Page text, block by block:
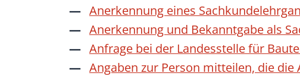
Anerkennung eines
Anerkennung und Bekanntgabe als
Anfrage bei der Landesstelle für
Angaben zur Person mitteilen, die